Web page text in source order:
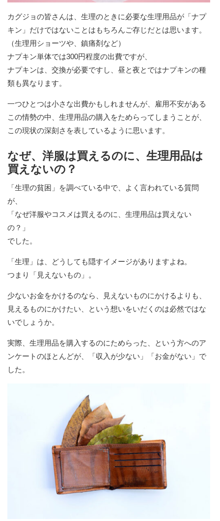
カグジョの皆さんは、生理のときに必要な生理用品が「ナプ
キン」だけではないことはもちろんご存じだとは思います。
（生理用ショーツや、鎮痛剤など）
ナプキン単体では300円程度の出費ですが、
ナプキンは、交換が必要ですし、昼と夜とではナプキンの種
類も異なります。
一つひとつは小さな出費かもしれませんが、雇用不安がある
この情勢の中、生理用品の購入をためらってしまうことが、
この現状の深刻さを表しているように思います。
なぜ、洋服は買えるのに、生理用品は
買えないの？
「生理の貧困」を調べている中で、よく言われている質問
が、
「なぜ洋服やコスメは買えるのに、生理用品は買えない
の？」
でした。
「生理」は、どうしても隠すイメージがありますよね。
つまり「見えないもの」。
少ないお金をかけるのなら、見えないものにかけるよりも、
見えるものにかけたい、という想いをいだくのは必然ではな
いでしょうか。
実際、生理用品を購入するのにためらった、という方へのア
ンケートのほとんどが、「収入が少ない」「お金がない」で
した。